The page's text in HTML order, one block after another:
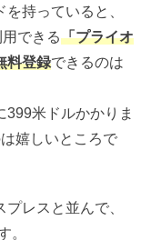
持っていると、
できる「プライオ
料登録できるのは
米ドルかかりま
嬉しいところで
レスと並んで、
。